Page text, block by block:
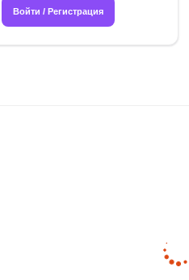
Войти / Регистрация